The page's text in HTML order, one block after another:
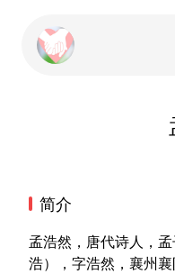
简介
孟浩然，唐代诗人，
浩），字浩然，襄州